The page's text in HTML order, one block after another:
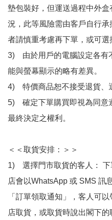
墊包裝好，但運送過程中外
況，此等風險需由客戶自行
者請慎重考慮再下單，或可選
3)　由於用戶的電腦設定各
能與螢幕顯示的略有差異。
4)　特價商品恕不接受退貨
5)　確定下單購買即視為同意
最終決定之權利。
＜＜取貨安排：＞＞
1)　選擇門市取貨的客人：
店會以WhatsApp 或 SMS 訊
「訂單領取通知」，客人可
店取貨，或取貨時說出閣下